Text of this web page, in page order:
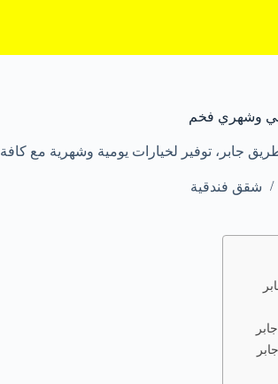
وشهري فخم
جابر، توفير لخيارات يومية وشهرية مع
شقق فندقية